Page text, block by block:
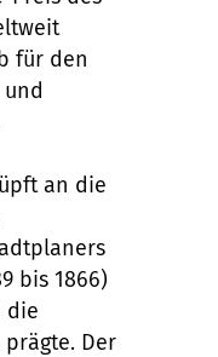
für den
üpft an die
bis 1866)
die
prägte. Der